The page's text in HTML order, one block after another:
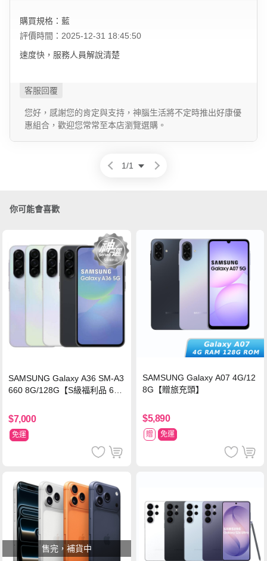
購買規格：藍
評價時間：2025-12-31 18:45:50
速度快，服務人員解說清楚
您好，感謝您的肯定與支持，神腦生活將不定時推出好康優
惠組合，歡迎您常常至本店瀏覽選購。
1/1
你可能會喜歡
SAMSUNG Galaxy A36 SM-A3
660 8G/128G【S級福利品 6個
$7,000
免運
SAMSUNG Galaxy A07 4G/12
8G【贈旅充頭】
$5,890
贈 免運
售完，補貨中